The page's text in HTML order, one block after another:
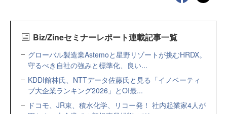
Biz/Zineセミナーレポート連載記事一覧
グローバル製造業Astemoと星野リゾートが挑むHRDX。
守るべき自社の強みと標準化、良い...
KDDI館林氏、NTTデータ佐藤氏と見る「イノベーティ
ブ大企業ランキング2026」とOI最...
ドコモ、JR東、積水化学、リコー発！ 社内起業家4人が